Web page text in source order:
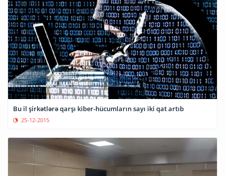
Bu il şirkətlərə qarşı kiber-hücumların sayı iki qat artıb
25-12-2015